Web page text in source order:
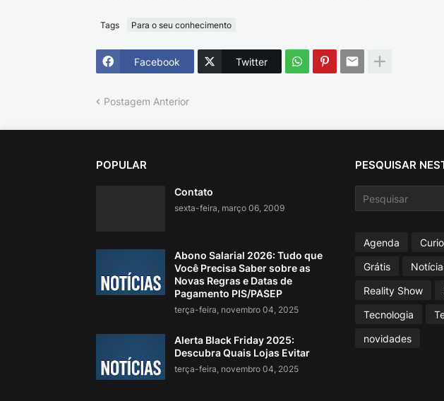
Tags Para o seu conhecimento
Facebook Twitter
Postagem Anterior
POPULAR
Contato
sexta-feira, março 06, 2009
Abono Salarial 2026: Tudo que
Você Precisa Saber sobre as
Novas Regras e Datas de
Pagamento PIS/PASEP
terça-feira, novembro 04, 2025
Alerta Black Friday 2025:
Descubra Quais Lojas Evitar
terça-feira, novembro 04, 2025
PESQUISAR
Agenda
Grátis
Reality Show
Tecnologia
novidades